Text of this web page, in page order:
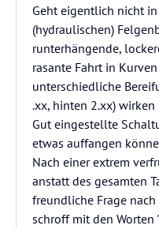
Geht eigentlich nicht
(hydraulischen)
runterhängende,
rasante Fahrt in
unterschiedliche
.xx, hinten 2.xx)
Gut eingestellte
etwas auffangen
Nach einer extrem
anstatt des gesamten
freundliche Frage
schroff mit den Worten